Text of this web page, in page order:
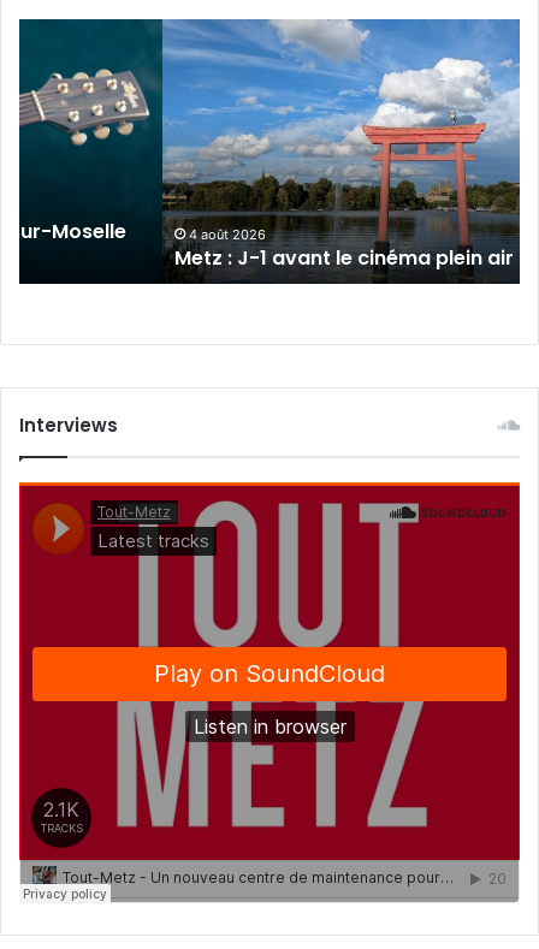
Moselle
Metz
J-
1
avant
cinéma
plein
Plan
4 août 2026
Metz : J-1 avant le cinéma plein air au
Interviews